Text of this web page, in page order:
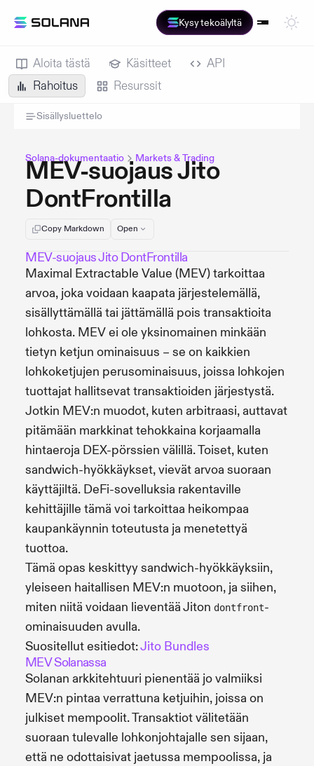
Kysy tekoälyltä
Aloita tästä Käsitteet
API
Rahoitus
Resurssit
Sisällysluettelo
Solana-dokumentaatio Markets & Trading
MEV-suojaus Jito
DontFrontilla
Copy Markdown Open
MEV-suojaus Jito DontFrontilla
Maximal Extractable Value (MEV) tarkoittaa
arvoa, joka voidaan kaapata järjestelemällä,
sisällyttämällä tai jättämällä pois transaktioita
lohkosta. MEV ei ole yksinomainen minkään
tietyn ketjun ominaisuus – se on kaikkien
lohkoketjujen perusominaisuus, joissa lohkojen
tuottajat hallitsevat transaktioiden järjestystä.
Jotkin MEV:n muodot, kuten arbitraasi, auttavat
pitämään markkinat tehokkaina korjaamalla
hintaeroja DEX-pörssien välillä. Toiset, kuten
sandwich-hyökkäykset, vievät arvoa suoraan
käyttäjiltä. DeFi-sovelluksia rakentaville
kehittäjille tämä voi tarkoittaa heikompaa
kaupankäynnin toteutusta ja menetettyä
tuottoa.
Tämä opas keskittyy sandwich-hyökkäyksiin,
yleiseen haitallisen MEV:n muotoon, ja siihen,
miten niitä voidaan lieventää Jiton dontfront-
ominaisuuden avulla.
Suositellut esitiedot:Jito Bundles
MEV Solanassa
Solanan arkkitehtuuri pienentää jo valmiiksi
MEV:n pintaa verrattuna ketjuihin, joissa on
julkiset mempoolit. Transaktiot välitetään
suoraan tulevalle lohkonjohtajalle sen sijaan,
että ne odottaisivat jaetussa mempoolissa, ja